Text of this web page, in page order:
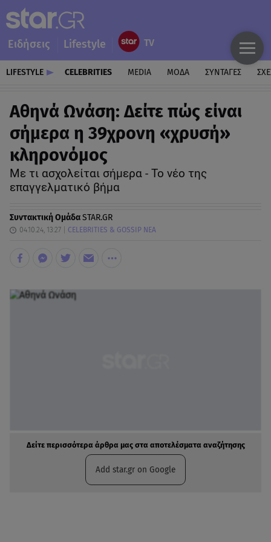
Ειδήσεις Lifestyle
LIFESTYLE CELEBRITIES MEDIA ΜΟΔΑ ΣΥΝΤΑΓΕΣ
Αθηνά Ωνάση: Δείτε πώς είναι
σήμερα η 39χρονη «χρυσή»
κληρονόμος
Με τι ασχολείται σήμερα - Το νέο της
επαγγελματικό βήμα
Συντακτική ΟμάδαSTAR.GR
04.10.24, 13:27 CELEBRITIES & GOSSIP ΝΕΑ
Δείτε περισσότερα άρθρα μας στα αποτελέσματα αναζήτησης
Add star.gr on Google